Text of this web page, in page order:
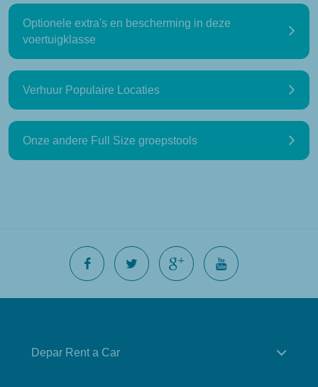
Optionele extra's en bescherming in deze
voertuigklasse
Verhuur Populaire Locaties
Onze andere Full Size groepstools
Depar Rent a Car